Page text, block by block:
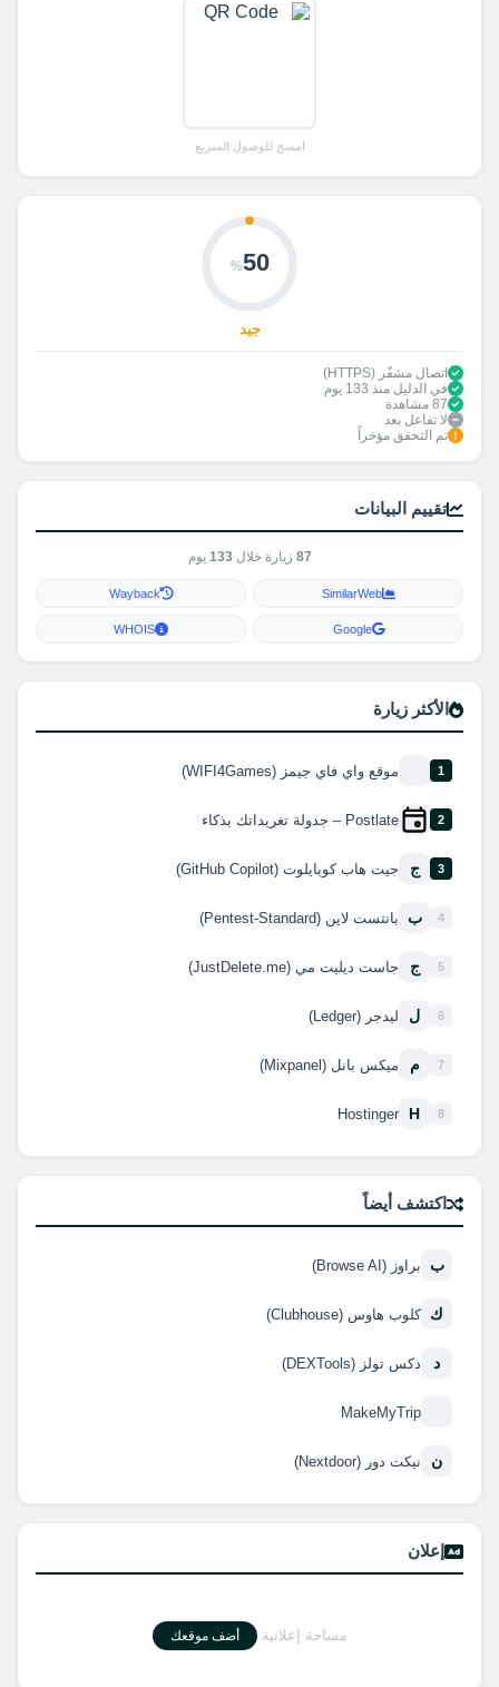
امسح للوصول السريع
50
%
جيد
اتصال مشفّر (HTTPS)
في الدليل منذ 133 يوم
87 مشاهدة
لا تفاعل بعد
تم التحقق مؤخراً
تقييم البيانات
87 زيارة خلال133 يوم
SimilarWeb
Wayback
Google
WHOIS
الأكثر زيارة
1 موقع واي فاي جيمز (WIFI4Games)
2 Postlate – جدولة تغريداتك بذكاء
3 ج جيت هاب كوبايلوت (GitHub Copilot)
4 ب بانتست لاين (Pentest-Standard)
5 ج جاست ديليت مي (JustDelete.me)
6 ل ليدجر (Ledger)
7 م ميكس بانل (Mixpanel)
8
H
Hostinger
اكتشف أيضاً
ب براوز (Browse AI)
ك كلوب هاوس (Clubhouse)
د دكس تولز (DEXTools)
MakeMyTrip
ن نيكت دور (Nextdoor)
إعلان
مساحة إعلانية أضف موقعك